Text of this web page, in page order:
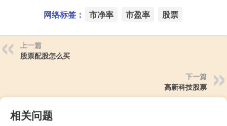
网络标签： 市净率 市盈率 股票
上一篇
股票配股怎么买
下一篇
高新科技股票
相关问题